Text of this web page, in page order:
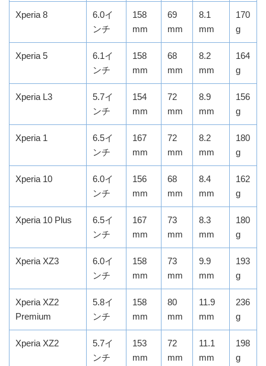
Xperia 8
6.0イ
ンチ
158
mm
69
mm
8.1
mm
170
g
Xperia 5
6.1イ
ンチ
158
mm
68
mm
8.2
mm
164
g
Xperia L3
5.7イ
ンチ
154
mm
72
mm
8.9
mm
156
g
Xperia 1
6.5イ
ンチ
167
mm
72
mm
8.2
mm
180
g
Xperia 10
6.0イ
ンチ
156
mm
68
mm
8.4
mm
162
g
Xperia 10 Plus
6.5イ
ンチ
167
mm
73
mm
8.3
mm
180
g
Xperia XZ3
6.0イ
ンチ
158
mm
73
mm
9.9
mm
193
g
Xperia XZ2
Premium
5.8イ
ンチ
158
mm
80
mm
11.9
mm
236
g
Xperia XZ2
5.7イ
ンチ
153
mm
72
mm
11.1
mm
198
g